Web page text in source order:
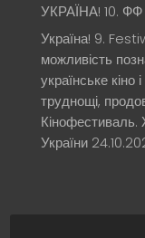
УКРАЇНА! 10. ФФ
Україна! 9.
можливість
українське кіно
труднощі,
України